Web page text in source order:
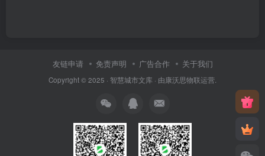
友链申请 免责声明 广告合作 关于我们
Copyright © 2025 · 智慧城市文库 · 由康沃思物联运营.